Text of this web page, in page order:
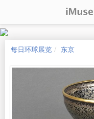
每日环球展览 东京